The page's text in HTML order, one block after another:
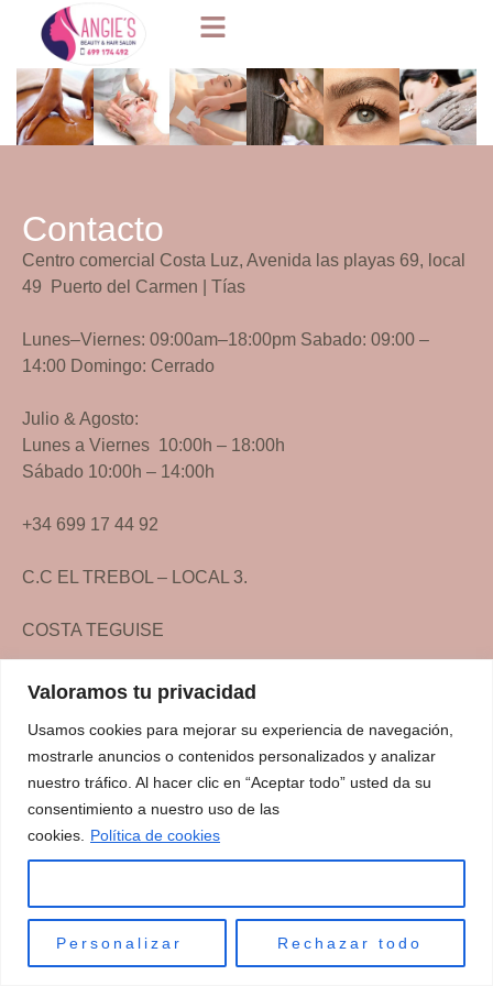
Valoramos tu privacidad
Usamos cookies para mejorar su experiencia de navegación,
mostrarle anuncios o contenidos personalizados y analizar
nuestro tráfico. Al hacer clic en “Aceptar todo” usted da su
consentimiento a nuestro uso de las
cookies.
Política de cookies
Personalizar Rechazar todo
Contacto
Centro comercial Costa Luz, Avenida las playas 69, local
49 Puerto del Carmen | Tías
Lunes–Viernes: 09:00am–18:00pm Sabado: 09:00 –
14:00 Domingo: Cerrado
Julio & Agosto:
Lunes a Viernes 10:00h – 18:00h
Sábado 10:00h – 14:00h
+34 699 17 44 92
C.C EL TREBOL – LOCAL 3.
COSTA TEGUISE